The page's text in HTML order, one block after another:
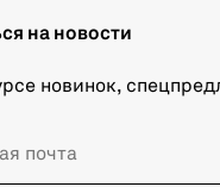
на новости
новинок,